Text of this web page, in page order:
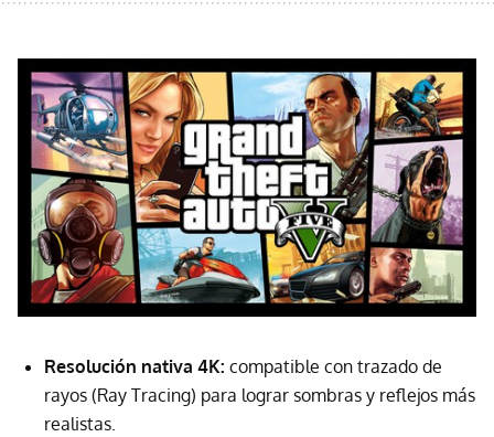
Resolución nativa 4K: compatible con trazado de
rayos (Ray Tracing) para lograr sombras y reflejos más
realistas.